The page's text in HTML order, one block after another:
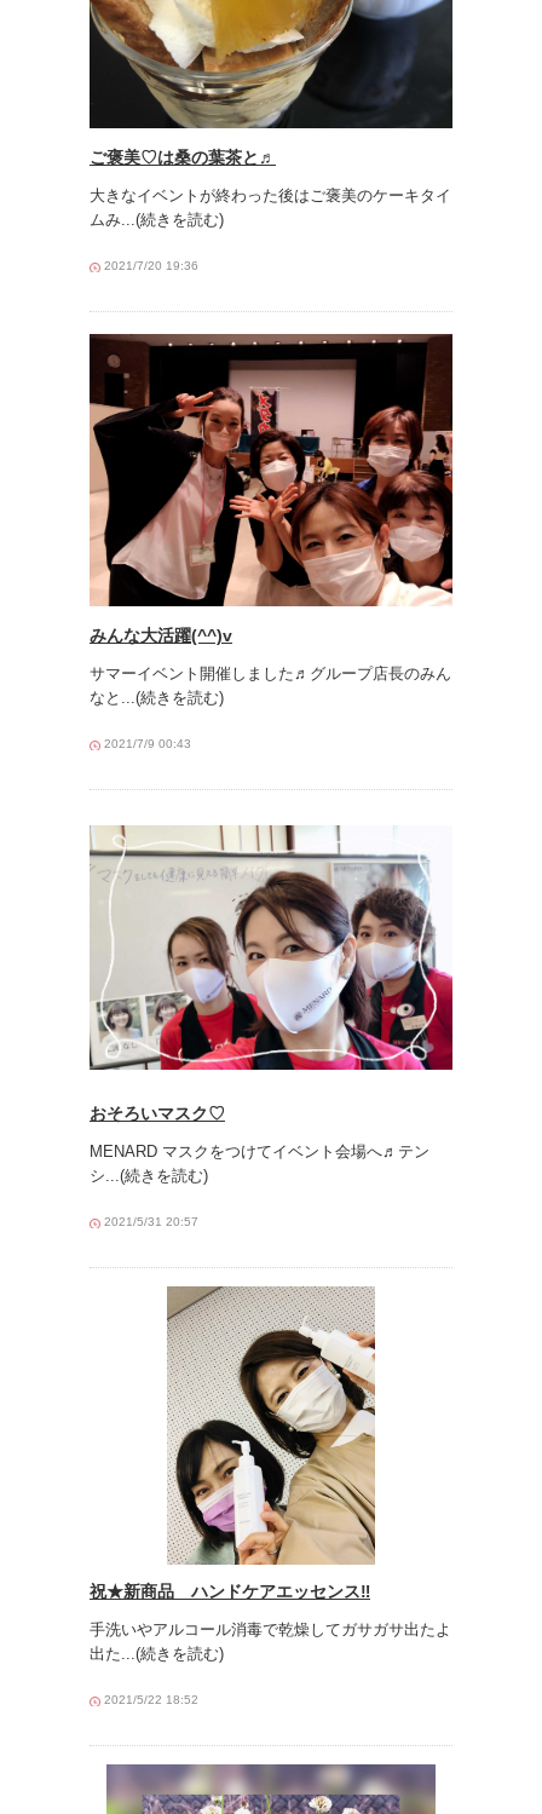
ご褒美♡は桑の葉茶と♬
大きなイベントが終わった後はご褒美のケーキタイ
ムみ...(続きを読む)
2021/7/20 19:36
みんな大活躍(^^)v
サマーイベント開催しました♬グループ店長のみん
なと ...(続きを読む)
2021/7/9 00:43
おそろいマスク♡
MENARD マスクをつけてイベント会場へ♬テン
シ...(続きを読む)
2021/5/31 20:57
祝★新商品 ハンドケアエッセンス‼︎
手洗いやアルコール消毒で乾燥してガサガサ出たよ
出た...(続きを読む)
2021/5/22 18:52